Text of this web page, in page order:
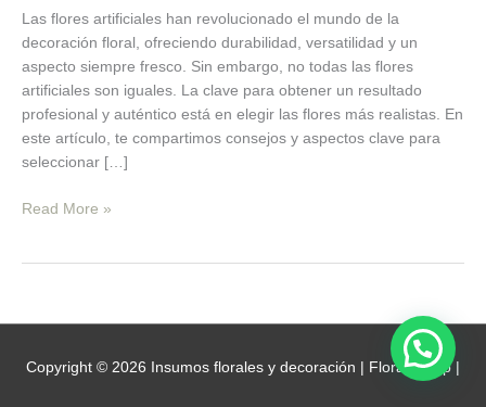
Las flores artificiales han revolucionado el mundo de la
decoración floral, ofreciendo durabilidad, versatilidad y un
aspecto siempre fresco. Sin embargo, no todas las flores
artificiales son iguales. La clave para obtener un resultado
profesional y auténtico está en elegir las flores más realistas. En
este artículo, te compartimos consejos y aspectos clave para
seleccionar […]
más
realistas
para
tus
diseños
Read More »
Copyright © 2026 Insumos florales y decoración | FloralGroup|